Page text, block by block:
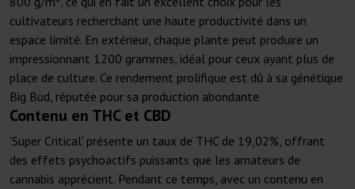
cultivateurs recherchant une haute productivité dans un
espace limité. En extérieur, chaque plante peut produire un
impressionnant 1200 grammes, idéal pour ceux ayant plus de
place de culture. Ce rendement prolifique est dû à sa génétique
Big Bud, réputée pour sa production abondante.
Contenu en THC et CBD
'Super Critical' présente un taux de THC de 19,02%, offrant
des effets psychoactifs puissants que les amateurs de
cannabis apprécient. Pendant ce temps, avec un contenu en